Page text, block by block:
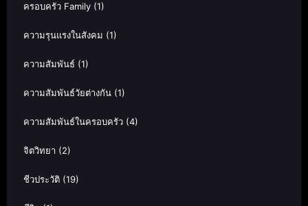
ครอบครัว Family (1)
ความรุนแรงในสังคม (1)
ความสัมพันธ์ (1)
ความสัมพันธ์วัยต่างกัน (1)
ความสัมพันธ์ในครอบครัว (4)
จิตวิทยา (2)
ชีวประวัติ (19)